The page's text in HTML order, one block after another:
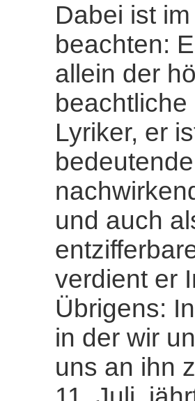
Dabei ist
beachten:
allein der
Lyriker, er
und auch
verdient er
Übrigens:
in der wir
uns an ihn